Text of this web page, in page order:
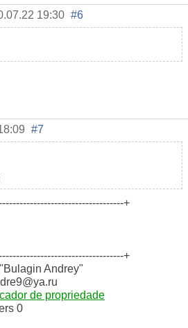
19:30 #6
#7
+
+
Andrey"
de propriedade
0